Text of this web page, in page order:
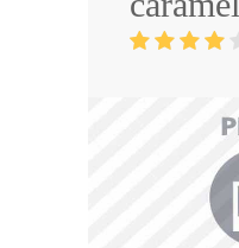
Volailles
Poissons